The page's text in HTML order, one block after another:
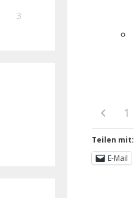
1
Teilen mit:
E-Mail
3